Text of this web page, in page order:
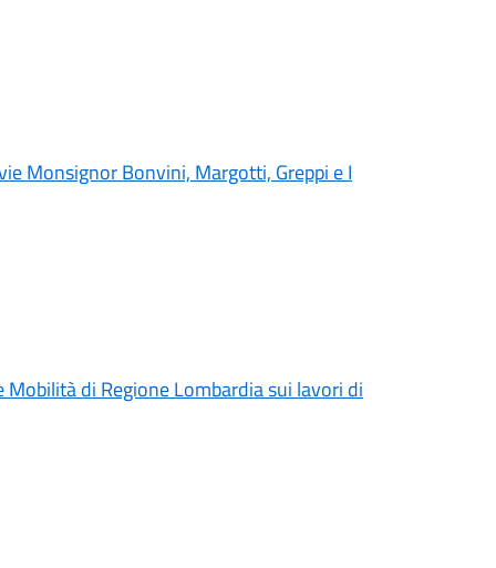
Monsignor Bonvini, Margotti, Greppi e I
di Regione Lombardia sui lavori di